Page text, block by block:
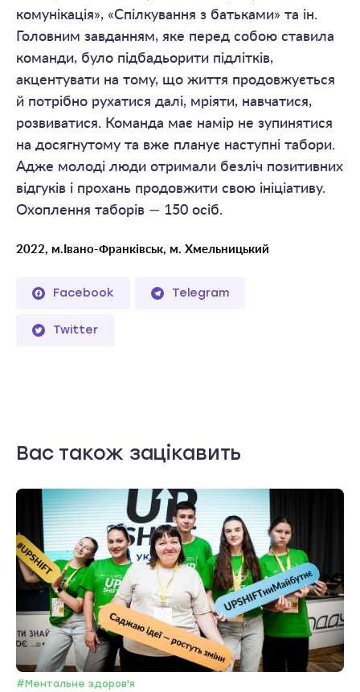
комунікація», «Спілкування з батьками» та ін.
Головним завданням, яке перед собою ставила
команди, було підбадьорити підлітків,
акцентувати на тому, що життя продовжується
й потрібно рухатися далі, мріяти, навчатися,
розвиватися. Команда має намір не зупинятися
на досягнутому та вже планує наступні табори.
Адже молоді люди отримали безліч позитивних
відгуків і прохань продовжити свою ініціативу.
Охоплення таборів — 150 осіб.
2022, м.Івано-Франківськ, м. Хмельницький
Facebook Telegram
Twitter
Вас також зацікавить
#Ментальне здоров'я